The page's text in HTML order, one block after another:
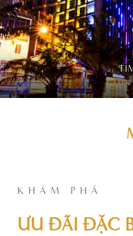
KHÁM PHÁ
ƯU ĐÃI ĐẶC